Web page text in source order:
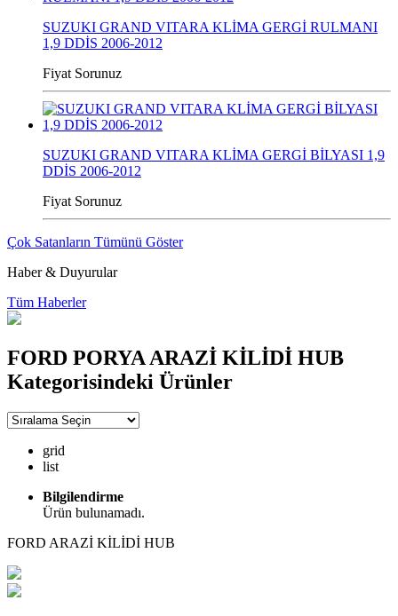
SUZUKI GRAND VITARA KLİMA GERGİ RULMANI
1,9 DDİS 2006-2012
Fiyat Sorunuz
SUZUKI GRAND VITARA KLİMA GERGİ BİLYASI 1,9
DDİS 2006-2012
Fiyat Sorunuz
Çok Satanların Tümünü Göster
Haber & Duyurular
Tüm Haberler
FORD PORYA ARAZİ KİLİDİ HUB
Kategorisindeki Ürünler
grid
list
Bilgilendirme
Ürün bulunamadı.
FORD ARAZİ KİLİDİ HUB